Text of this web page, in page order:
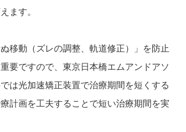
ます。
移動（ズレの調整、軌道修正）」を防止
要ですので、東京日本橋エムアンドアソ
は光加速矯正装置で治療期間を短くする
計画を工夫することで短い治療期間を実